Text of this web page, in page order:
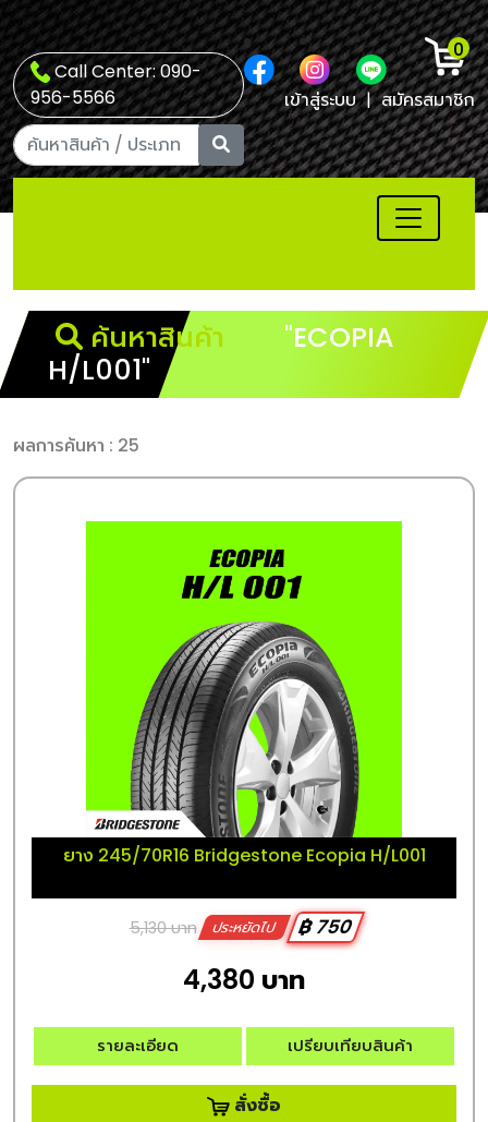
Call Center: 090-
956-5566
0
เข้าสู่ระบบ | สมัครสมาชิก
ค้นหาสินค้า
"ECOPIA
H/L001"
ผลการค้นหา : 25
ยาง 245/70R16 Bridgestone Ecopia H/L001
5,130 บาท ประหยัดไป ฿ 750
4,380 บาท
รายละเอียด เปรียบเทียบสินค้า
สั่งซื้อ